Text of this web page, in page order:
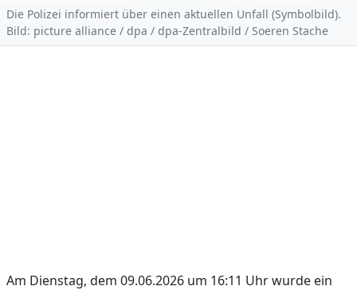
Die Polizei informiert über einen aktuellen Unfall (Symbolbild).
Bild: picture alliance / dpa / dpa-Zentralbild / Soeren Stache
Am Dienstag, dem 09.06.2026 um 16:11 Uhr wurde ein